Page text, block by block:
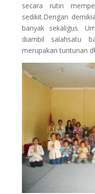
secara rutin
sedikit.Dengan
banyak sekaligus.
diambil salahsatu
merupakan tuntunan